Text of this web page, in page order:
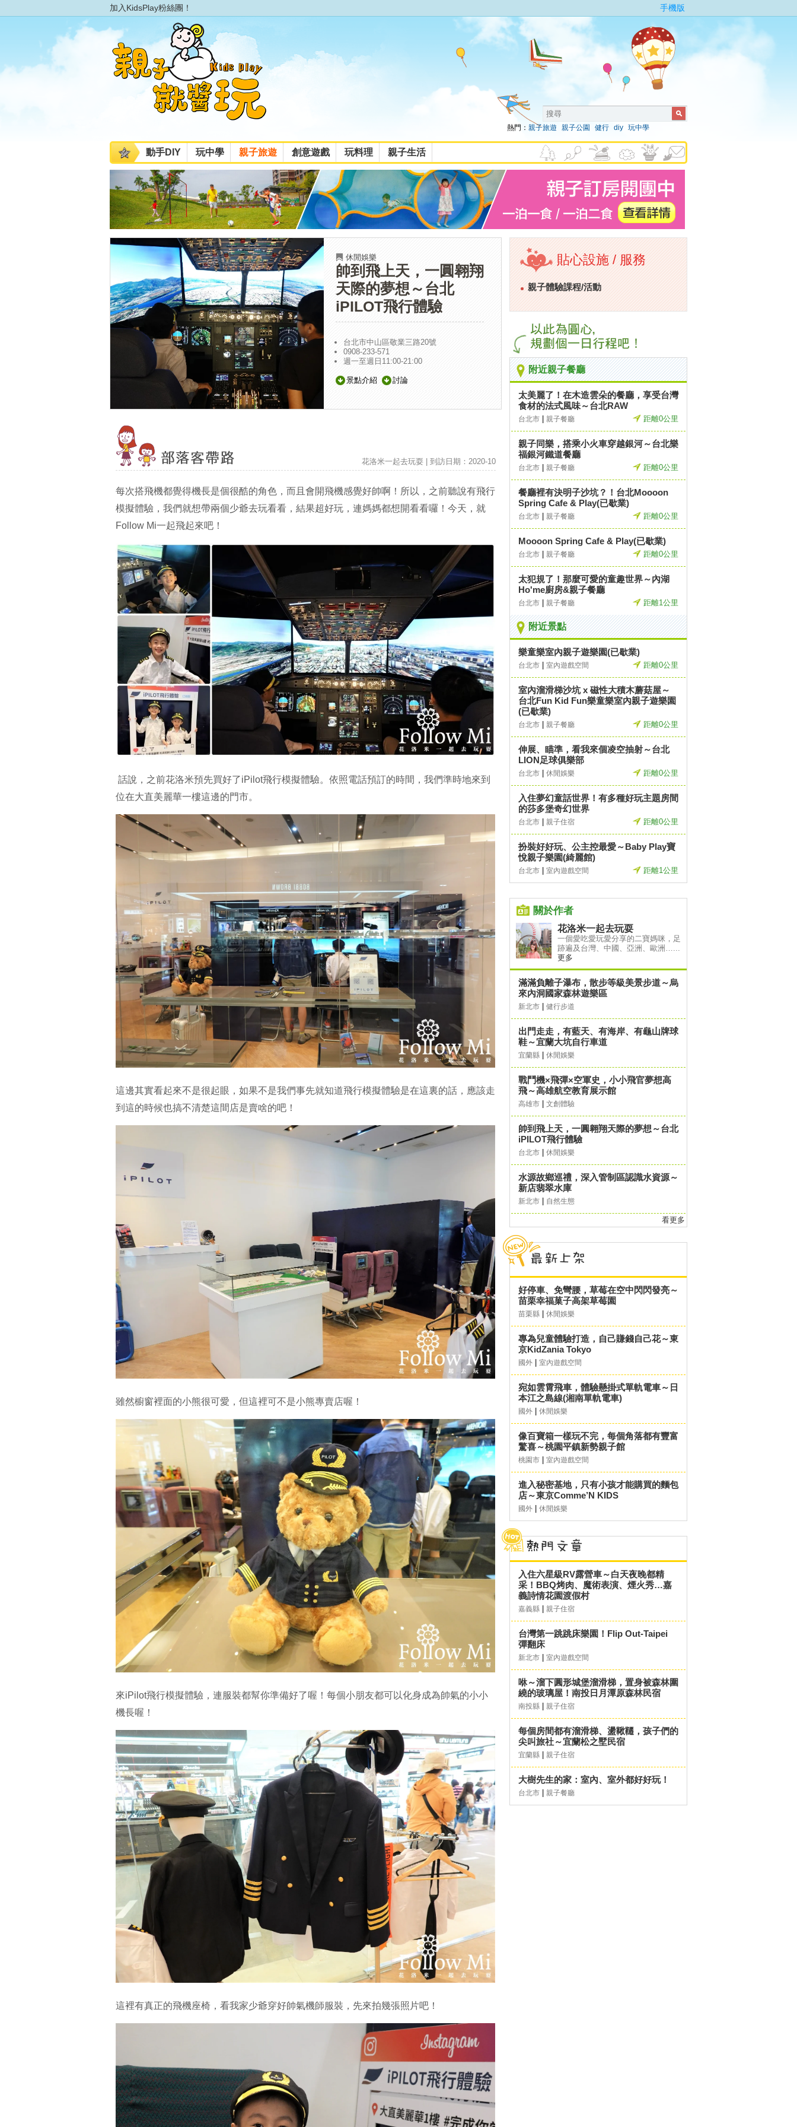
加入KidsPlay粉絲團！ 手機版
熱門： 親子旅遊 親子公園 健行 diy 玩中學
動手DIY 玩中學 親子旅遊 創意遊戲 玩料理 親子生活
休閒娛樂
帥到飛上天，一圓翱翔
天際的夢想～台北
iPILOT飛行體驗
台北市中山區敬業三路20號
0908-233-571
週一至週日11:00-21:00
景點介紹 討論
花洛米一起去玩耍 | 到訪日期：2020-10
每次搭飛機都覺得機長是個很酷的角色，而且會開飛機感覺好帥啊！所以，之前聽說有飛行
模擬體驗，我們就想帶兩個少爺去玩看看，結果超好玩，連媽媽都想開看看囉！今天，就
Follow Mi一起飛起來吧！
話說，之前花洛米預先買好了iPilot飛行模擬體驗。依照電話預訂的時間，我們準時地來到
位在大直美麗華一樓這邊的門市。
這邊其實看起來不是很起眼，如果不是我們事先就知道飛行模擬體驗是在這裏的話，應該走
到這的時候也搞不清楚這間店是賣啥的吧！
雖然櫥窗裡面的小熊很可愛，但這裡可不是小熊專賣店喔！
來iPilot飛行模擬體驗，連服裝都幫你準備好了喔！每個小朋友都可以化身成為帥氣的小小
機長喔！
這裡有真正的飛機座椅，看我家少爺穿好帥氣機師服裝，先來拍幾張照片吧！
貼心設施 / 服務
親子體驗課程/活動
附近親子餐廳
太美麗了！在木造雲朵的餐廳，享受台灣
食材的法式風味～台北RAW
台北市 親子餐廳 距離0公里
親子同樂，搭乘小火車穿越銀河～台北樂
福銀河鐵道餐廳
台北市 親子餐廳 距離0公里
餐廳裡有決明子沙坑？！台北Moooon
Spring Cafe & Play(已歇業)
台北市 親子餐廳 距離0公里
Moooon Spring Cafe & Play(已歇業)
台北市 親子餐廳 距離0公里
太犯規了！那麼可愛的童趣世界～內湖
Ho'me廚房&親子餐廳
台北市 親子餐廳 距離1公里
附近景點
樂童樂室內親子遊樂園(已歇業)
台北市 室內遊戲空間 距離0公里
室內溜滑梯沙坑 x 磁性大積木蘑菇屋～
台北Fun Kid Fun樂童樂室內親子遊樂園
(已歇業)
台北市 親子餐廳 距離0公里
伸展、瞄準，看我來個凌空抽射～台北
LION足球俱樂部
台北市 休閒娛樂 距離0公里
入住夢幻童話世界！有多種好玩主題房間
的莎多堡奇幻世界
台北市 親子住宿 距離0公里
扮裝好好玩、公主控最愛～Baby Play寶
悅親子樂園(綺麗館)
台北市 室內遊戲空間 距離1公里
關於作者
花洛米一起去玩耍
一個愛吃愛玩愛分享的二寶媽咪，足
跡遍及台灣、中國、亞洲、歐洲…...
更多
滿滿負離子瀑布，散步等級美景步道～烏
來內洞國家森林遊樂區
新北市 健行步道
出門走走，有藍天、有海岸、有龜山牌球
鞋～宜蘭大坑自行車道
宜蘭縣 休閒娛樂
戰鬥機×飛彈×空軍史，小小飛官夢想高
飛～高雄航空教育展示館
高雄市 文創體驗
帥到飛上天，一圓翱翔天際的夢想～台北
iPILOT飛行體驗
台北市 休閒娛樂
水源故鄉巡禮，深入管制區認識水資源～
新店翡翠水庫
新北市 自然生態
看更多
好停車、免彎腰，草莓在空中閃閃發亮～
苗栗幸福菓子高架草莓園
苗栗縣 休閒娛樂
專為兒童體驗打造，自己賺錢自己花～東
京KidZania Tokyo
國外 室內遊戲空間
宛如雲霄飛車，體驗懸掛式單軌電車～日
本江之島線(湘南單軌電車)
國外 休閒娛樂
像百寶箱一樣玩不完，每個角落都有豐富
驚喜～桃園平鎮新勢親子館
桃園市 室內遊戲空間
進入秘密基地，只有小孩才能購買的麵包
店～東京Comme’N KIDS
國外 休閒娛樂
入住六星級RV露營車～白天夜晚都精
采！BBQ烤肉、魔術表演、煙火秀…嘉
義詩情花園渡假村
嘉義縣 親子住宿
台灣第一跳跳床樂園！Flip Out-Taipei
彈翻床
新北市 室內遊戲空間
咻～溜下圓形城堡溜滑梯，置身被森林圍
繞的玻璃屋！南投日月潭原森林民宿
南投縣 親子住宿
每個房間都有溜滑梯、盪鞦韆，孩子們的
尖叫旅社～宜蘭松之墅民宿
宜蘭縣 親子住宿
大樹先生的家：室內、室外都好好玩！
台北市 親子餐廳